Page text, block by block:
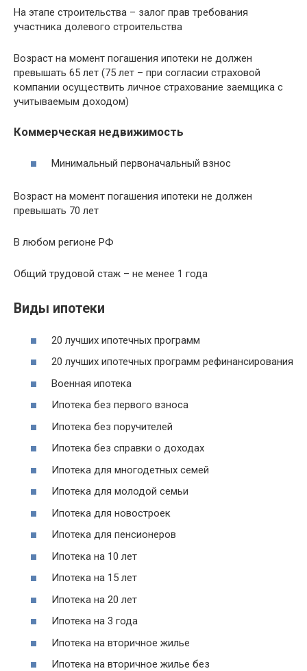
На этапе строительства – залог прав требования
участника долевого строительства
Возраст на момент погашения ипотеки не должен
превышать 65 лет (75 лет – при согласии страховой
компании осуществить личное страхование заемщика с
учитываемым доходом)
Коммерческая недвижимость
Минимальный первоначальный взнос
Возраст на момент погашения ипотеки не должен
превышать 70 лет
В любом регионе РФ
Общий трудовой стаж – не менее 1 года
Виды ипотеки
20 лучших ипотечных программ
20 лучших ипотечных программ рефинансирования
Военная ипотека
Ипотека без первого взноса
Ипотека без поручителей
Ипотека без справки о доходах
Ипотека для многодетных семей
Ипотека для молодой семьи
Ипотека для новостроек
Ипотека для пенсионеров
Ипотека на 10 лет
Ипотека на 15 лет
Ипотека на 20 лет
Ипотека на 3 года
Ипотека на вторичное жилье
Ипотека на вторичное жилье без